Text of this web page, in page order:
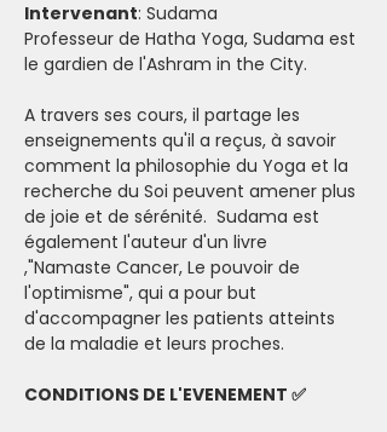
Intervenant: Sudama
Professeur de Hatha Yoga, Sudama est
le gardien de l'Ashram in the City.
A travers ses cours, il partage les
enseignements qu'il a reçus, à savoir
comment la philosophie du Yoga et la
recherche du Soi peuvent amener plus
de joie et de sérénité.  Sudama est
également l'auteur d'un livre
,"Namaste Cancer, Le pouvoir de
l'optimisme", qui a pour but
d'accompagner les patients atteints
de la maladie et leurs proches.
CONDITIONS DE L'EVENEMENT ✅